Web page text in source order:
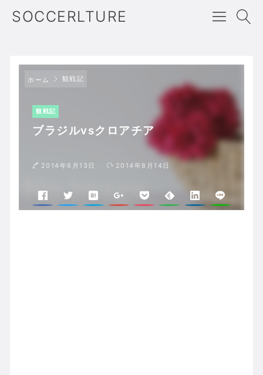
SOCCERLTURE
ホーム 観戦記
観戦記
ブラジルvsクロアチア
2014年6月13日 2014年8月14日